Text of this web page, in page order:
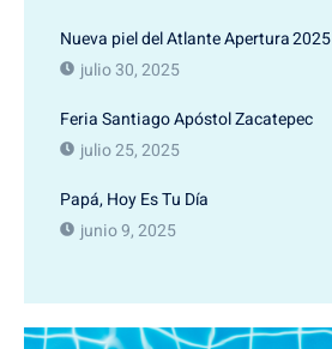
Nueva piel del Atlante Apertura 2025
julio 30, 2025
Feria Santiago Apóstol Zacatepec
julio 25, 2025
Papá, Hoy Es Tu Día
junio 9, 2025